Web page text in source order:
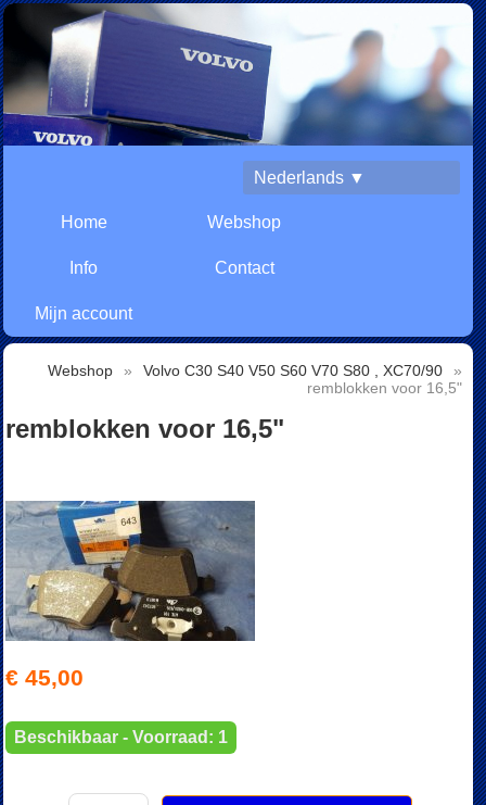
Nederlands ▼
Home Webshop
Info Contact
Mijn account
Webshop » Volvo C30 S40 V50 S60 V70 S80 , XC70/90
»
remblokken voor 16,5"
remblokken voor 16,5"
€ 45,00
Beschikbaar - Voorraad: 1